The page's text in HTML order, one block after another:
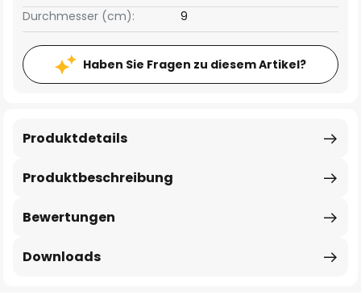
Durchmesser (cm): 9
Haben Sie Fragen zu diesem Artikel?
Produktbeschreibung
Produktdetails
Bewertungen
Downloads